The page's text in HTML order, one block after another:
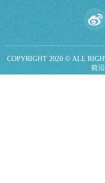
COPYRIGHT 2020 © ALL
前